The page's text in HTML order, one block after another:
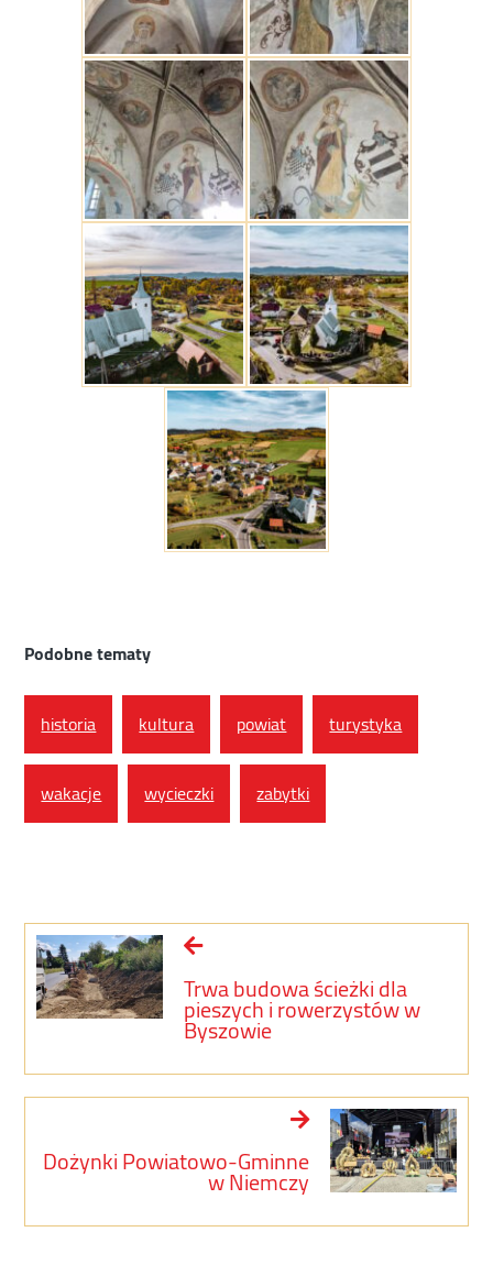
Podobne tematy
historia kultura powiat turystyka
wakacje wycieczki zabytki
Trwa budowa ścieżki dla
pieszych i rowerzystów w
Byszowie
Dożynki Powiatowo-Gminne
w Niemczy